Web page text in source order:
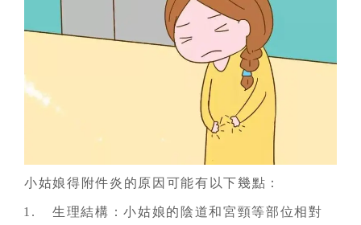
小姑娘得附件炎的原因可能有以下幾點：
生理結構：小姑娘的陰道和宮頸等部位相對